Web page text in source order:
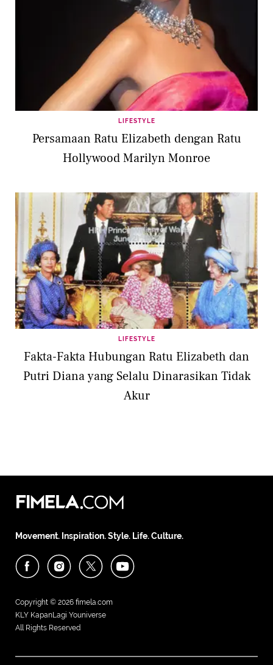
LIFESTYLE
Persamaan Ratu Elizabeth dengan Ratu
Hollywood Marilyn Monroe
LIFESTYLE
Fakta-Fakta Hubungan Ratu Elizabeth dan
Putri Diana yang Selalu Dinarasikan Tidak
Akur
Movement. Inspiration. Style. Life. Culture.
Copyright © 2026 fimela.com
KLY KapanLagi Youniverse
All Rights Reserved